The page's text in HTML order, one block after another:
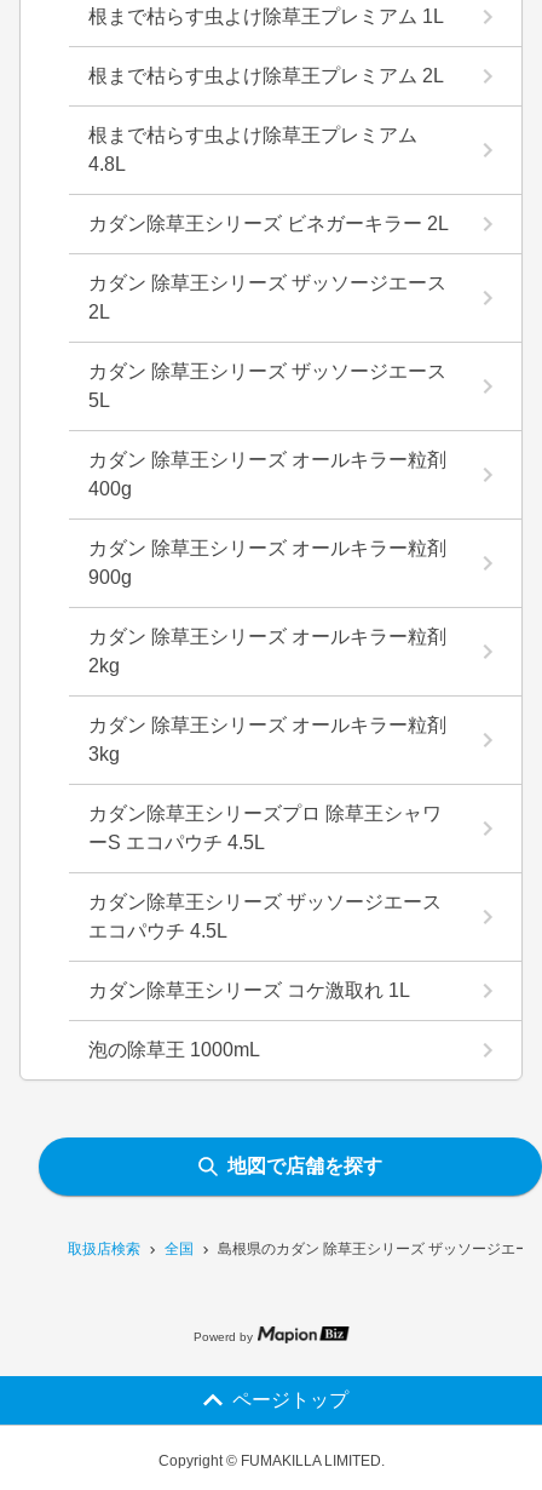
取扱店検索 全国 島根県のカダン 除草王シリーズ ザッソージエー
根まで枯らす虫よけ除草王プレミアム 1L
根まで枯らす虫よけ除草王プレミアム 2L
根まで枯らす虫よけ除草王プレミアム
4.8L
カダン除草王シリーズ ビネガーキラー 2L
カダン 除草王シリーズ ザッソージエース
2L
カダン 除草王シリーズ ザッソージエース
5L
カダン 除草王シリーズ オールキラー粒剤
400g
カダン 除草王シリーズ オールキラー粒剤
900g
カダン 除草王シリーズ オールキラー粒剤
2kg
カダン 除草王シリーズ オールキラー粒剤
3kg
カダン除草王シリーズプロ 除草王シャワ
ーS エコパウチ 4.5L
カダン除草王シリーズ ザッソージエース
エコパウチ 4.5L
カダン除草王シリーズ コケ激取れ 1L
泡の除草王 1000mL
地図で店舗を探す
Powerd by
ページトップ
Copyright © FUMAKILLA LIMITED.